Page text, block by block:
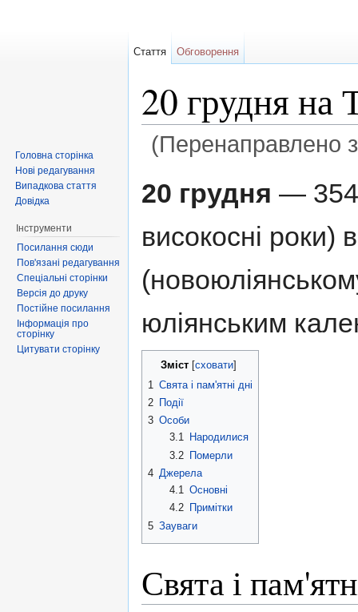
20 грудня на
(Перенаправлено
20 грудня —
високосні роки)
юліянським
Зміст [сховати]
1 Свята і пам'ятні дні
2 Події
3 Особи
3.1
Народилися
3.2 Померли
4 Джерела
4.1
Основні
4.2
Примітки
5 Зауваги
Свята і
Стаття Обговорення
Головна сторінка
Нові редагування
Випадкова стаття
Довідка
Інструменти
Посилання сюди
Пов'язані редагування
Спеціальні сторінки
Версія до друку
Постійне посилання
Інформація про
сторінку
Цитувати сторінку